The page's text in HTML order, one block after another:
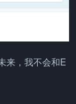
来，我不会和E